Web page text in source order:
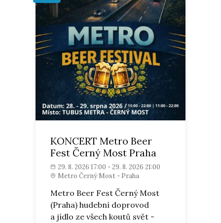
KONCERT Metro Beer
Fest Černý Most Praha
29. 8. 2026 17:00 - 29. 8. 2026 21:00
Metro Černý Most - Praha
Metro Beer Fest Černý Most
(Praha) hudební doprovod
a jídlo ze všech koutů svět -